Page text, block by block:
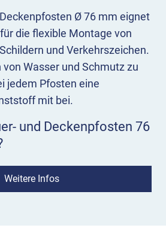
Ø 76 mm eignet
die flexible Montage von
und Verkehrszeichen.
von Wasser und Schmutz zu
jedem Pfosten eine
mit bei.
und Deckenpfosten 76
runde Pfosten ist auf
aufgeschweißt,
Weitere Infos